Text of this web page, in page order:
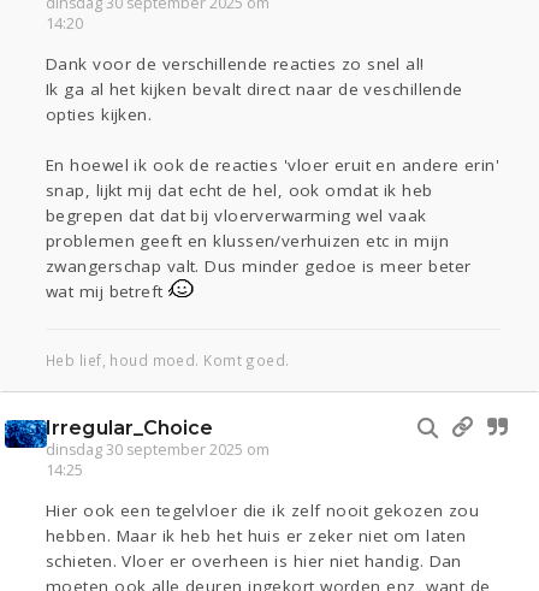
14:20
Dank voor de verschillende reacties zo snel al!
Ik ga al het kijken bevalt direct naar de veschillende
opties kijken.
En hoewel ik ook de reacties 'vloer eruit en andere erin'
snap, lijkt mij dat echt de hel, ook omdat ik heb
begrepen dat dat bij vloerverwarming wel vaak
problemen geeft en klussen/verhuizen etc in mijn
zwangerschap valt. Dus minder gedoe is meer beter
wat mij betreft
Heb lief, houd moed. Komt goed.
Irregular_Choice
dinsdag 30 september 2025 om
14:25
Hier ook een tegelvloer die ik zelf nooit gekozen zou
hebben. Maar ik heb het huis er zeker niet om laten
schieten. Vloer er overheen is hier niet handig. Dan
moeten ook alle deuren ingekort worden enz, want de